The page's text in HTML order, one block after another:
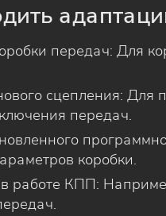
передач: Для
сцепления: Для
передач.
коробки.
работе КПП: